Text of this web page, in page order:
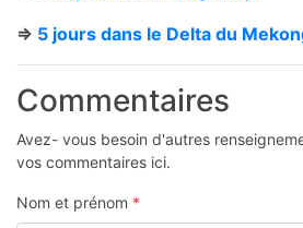
=> 5 jours dans le Delta du
Commentaires
Avez- vous besoin d'autres
vos commentaires ici.
Nom et prénom *